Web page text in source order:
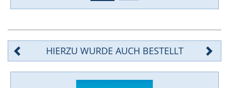
HIERZU WURDE AUCH BESTELLT